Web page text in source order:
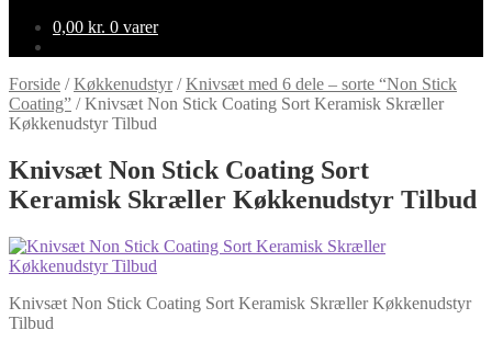
0,00 kr. 0 varer
Forside /Køkkenudstyr/Knivsæt med 6 dele – sorte “Non Stick
Coating” /Knivsæt Non Stick Coating Sort Keramisk Skræller
Køkkenudstyr Tilbud
Knivsæt Non Stick Coating Sort
Keramisk Skræller Køkkenudstyr Tilbud
Knivsæt Non Stick Coating Sort Keramisk Skræller Køkkenudstyr
Tilbud